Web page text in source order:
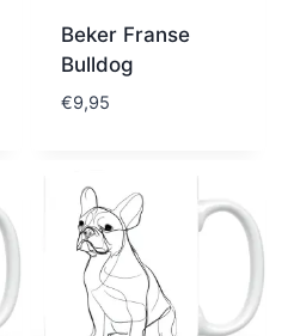
Beker Franse
Bulldog
€9,95